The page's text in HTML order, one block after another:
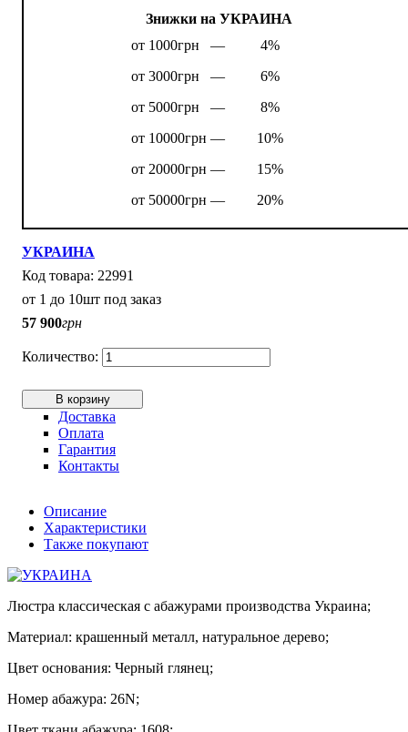
Знижки на УКРАИНА
от 1000грн —
4%
от 3000грн —
6%
от 5000грн —
8%
от 10000грн —
10%
от 20000грн —
15%
от 50000грн —
20%
УКРАИНА
22991
от 1 до 10шт под заказ
57 900грн
В корзину
Доставка
Оплата
Гарантия
Контакты
Описание
Характеристики
Также покупают
Люстра классическая с абажурами производства Украина;
Материал: крашенный металл, натуральное дерево;
Цвет основания: Черный глянец;
Номер абажура: 26N;